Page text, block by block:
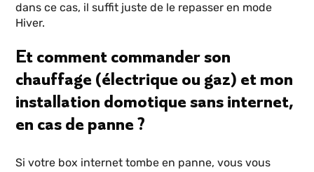
dans ce cas, il suffit juste de le repasser en mode
Hiver.
Et comment commander son
chauffage (électrique ou gaz) et mon
installation domotique sans internet,
en cas de panne ?
Si votre box internet tombe en panne, vous vous